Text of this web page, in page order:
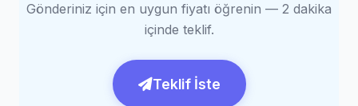
Gönderiniz için en uygun fiyatı öğrenin — 2 dakika
içinde teklif.
Teklif İste